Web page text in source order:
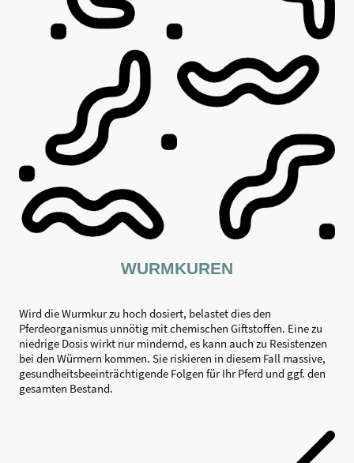
WURMKUREN
Wird die Wurmkur zu hoch dosiert, belastet dies den
Pferdeorganismus unnötig mit chemischen Giftstoffen. Eine zu
niedrige Dosis wirkt nur mindernd, es kann auch zu Resistenzen
bei den Würmern kommen. Sie riskieren in diesem Fall massive,
gesundheitsbeeinträchtigende Folgen für Ihr Pferd und ggf. den
gesamten Bestand.